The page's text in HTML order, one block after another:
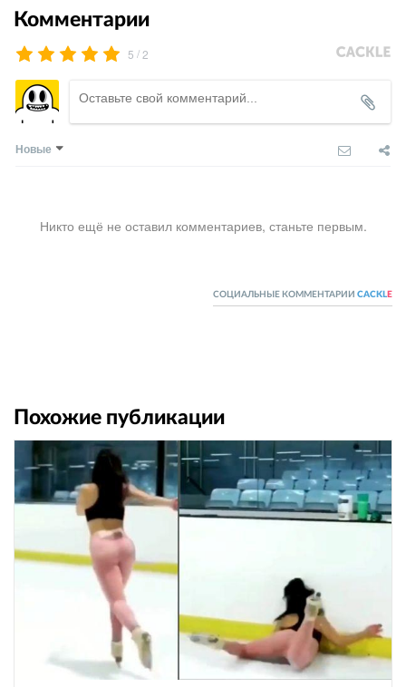
Комментарии
5 /2
Новые
Никто ещё не оставил комментариев, станьте первым.
СОЦИАЛЬНЫЕ КОММЕНТАРИИ CACKL E
Похожие публикации